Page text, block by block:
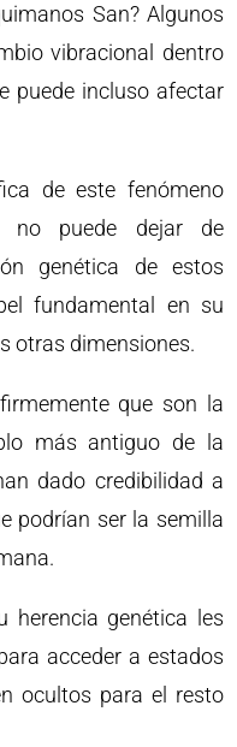
San? Algunos
vibracional dentro
puede incluso afectar
de este fenómeno
no puede dejar de
genética de estos
fundamental en su
otras dimensiones.
que son la
más antiguo de la
dado credibilidad a
podrían ser la semilla
herencia genética les
acceder a estados
ocultos para el resto